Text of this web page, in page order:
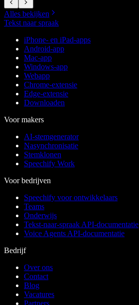
Alles bekijken
Tekst naar spraak
iPhone- en iPad-apps
Android-app
Mac-app
Windows-app
Webapp
Chrome-extensie
Edge-extensie
Downloaden
Voor makers
AI-stemgenerator
Nasynchronisatie
Stemklonen
Speechify Work
Voor bedrijven
Speechify voor ontwikkelaars
Teams
Onderwijs
Tekst-naar-spraak API-documentatie
Voice Agents API-documentatie
Bedrijf
Over ons
Contact
Blog
Vacatures
Partners